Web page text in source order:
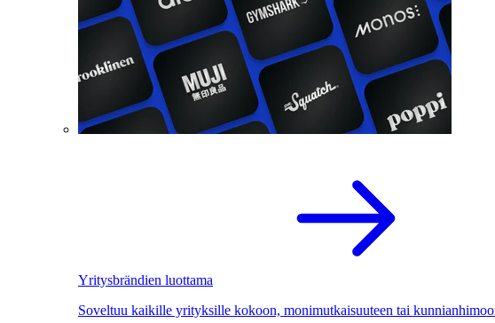
Yritysbrändien luottama
Soveltuu kaikille yrityksille kokoon, monimutkaisuuteen tai